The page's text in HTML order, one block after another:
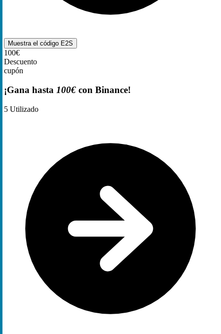
Muestra el código E2S
100€
Descuento
cupón
¡Gana hasta 100€ con Binance!
5 Utilizado